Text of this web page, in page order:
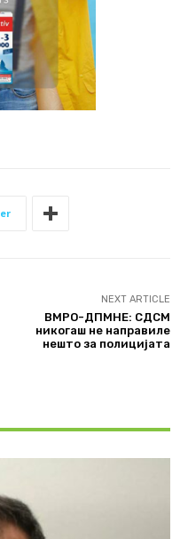
NEXT ARTICLE
ВМРО-ДПМНЕ: СДСМ
никогаш не направиле
нешто за полицијата